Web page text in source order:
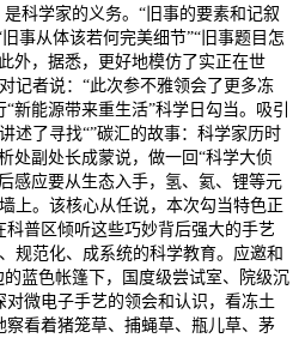
科学家的义务。“旧事的要素和记叙
事从体该若何完美细节”“旧事题目怎
外，据悉，更好地模仿了实正在世
记者说：“此次参不雅领会了更多冻
新能源带来重生活”科学日勾当。吸引
述了寻找“”碳汇的故事：科学家历时
处副处长成蒙说，做一回“科学大侦
感应要从生态入手，氢、氦、锂等元
上。该核心从任说，本次勾当特色正
普区倾听这些巧妙背后强大的手艺
规范化、成系统的科学教育。应邀和
蓝色帐篷下，国度级尝试室、院级沉
对微电子手艺的领会和认识，看冻土
察看着猪笼草、捕蝇草、瓶儿草、茅